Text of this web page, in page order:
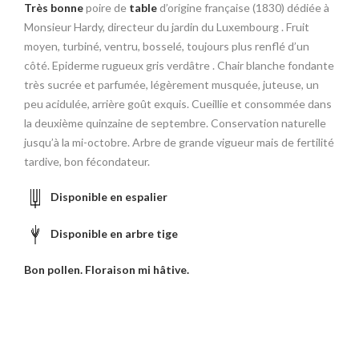
Très bonnepoire de tabled’origine française (1830) dédiée à
Monsieur Hardy, directeur du jardin du Luxembourg . Fruit
moyen, turbiné, ventru, bosselé, toujours plus renflé d’un
côté. Epiderme rugueux gris verdâtre . Chair blanche fondante
très sucrée et parfumée, légèrement musquée, juteuse, un
peu acidulée, arrière goût exquis. Cueillie et consommée dans
la deuxième quinzaine de septembre. Conservation naturelle
jusqu’à la mi-octobre. Arbre de grande vigueur mais de fertilité
tardive, bon fécondateur.
Disponible en espalier
Disponible en arbre tige
Bon pollen. Floraison mi hâtive.